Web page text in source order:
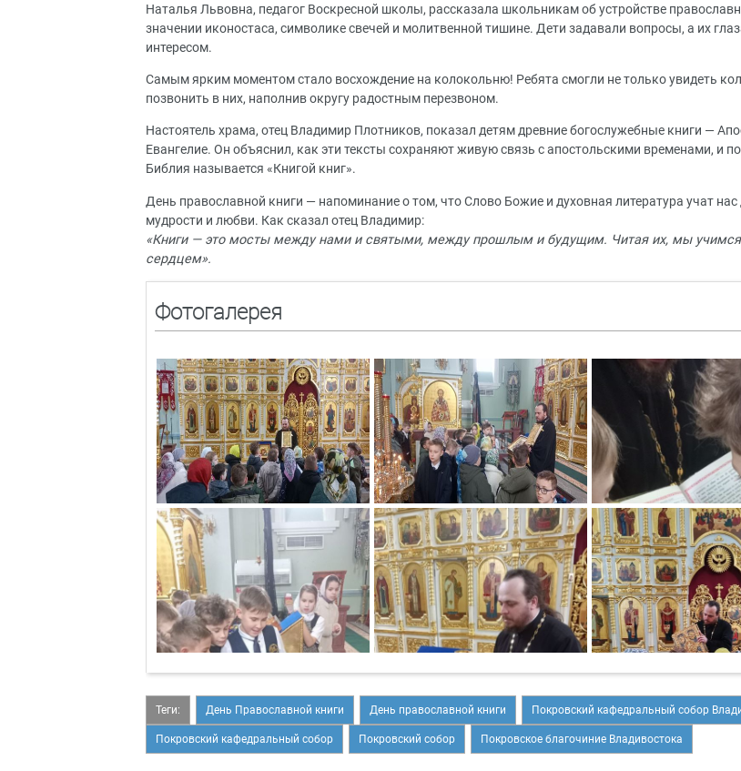
Наталья Львовна, педагог Воскресной школы, рассказала школьникам об устройстве
значении иконостаса, символике свечей и молитвенной тишине. Дети задавали вопросы, а их
интересом.
Самым ярким моментом стало восхождение на колокольню! Ребята смогли не только увидеть
позвонить в них, наполнив округу радостным перезвоном.
Настоятель храма, отец Владимир Плотников, показал детям древние богослужебные книги —
Евангелие. Он объяснил, как эти тексты сохраняют живую связь с апостольскими временами, и
Библия называется «Книгой книг».
День православной книги — напоминание о том, что Слово Божие и духовная литература учат нас
мудрости и любви. Как сказал отец Владимир:
«Книги — это мосты между нами и святыми, между прошлым и будущим. Читая их, мы
сердцем».
Фотогалерея
Теги: День Православной книги День православной книги Покровский кафедральный собор
Покровский кафедральный собор Покровский собор Покровское благочиние Владивостока